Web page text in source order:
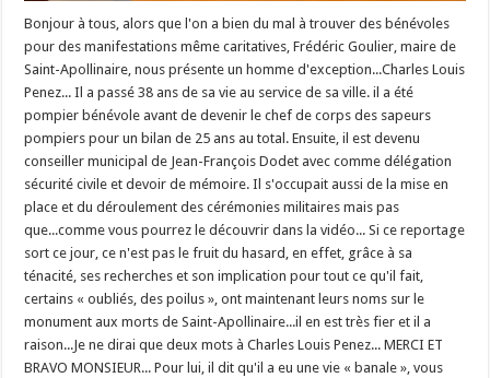
Bonjour à tous, alors que l'on a bien du mal à trouver des bénévoles
pour des manifestations même caritatives, Frédéric Goulier, maire de
Saint-Apollinaire, nous présente un homme d'exception...Charles Louis
Penez... Il a passé 38 ans de sa vie au service de sa ville. il a été
pompier bénévole avant de devenir le chef de corps des sapeurs
pompiers pour un bilan de 25 ans au total. Ensuite, il est devenu
conseiller municipal de Jean-François Dodet avec comme délégation
sécurité civile et devoir de mémoire. Il s'occupait aussi de la mise en
place et du déroulement des cérémonies militaires mais pas
que...comme vous pourrez le découvrir dans la vidéo... Si ce reportage
sort ce jour, ce n'est pas le fruit du hasard, en effet, grâce à sa
ténacité, ses recherches et son implication pour tout ce qu'il fait,
certains « oubliés, des poilus », ont maintenant leurs noms sur le
monument aux morts de Saint-Apollinaire...il en est très fier et il a
raison...Je ne dirai que deux mots à Charles Louis Penez... MERCI ET
BRAVO MONSIEUR... Pour lui, il dit qu'il a eu une vie « banale », vous